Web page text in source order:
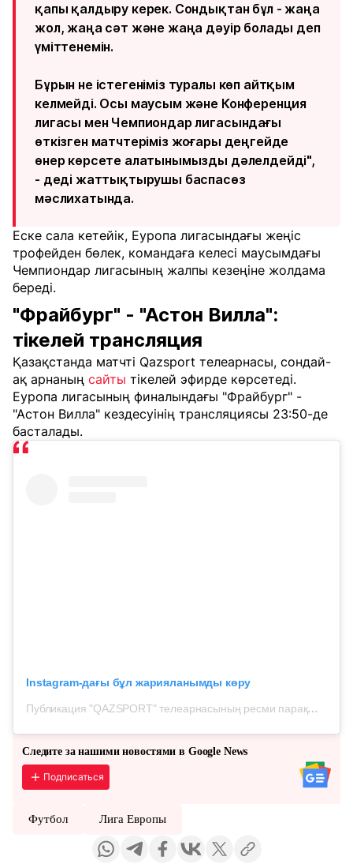
қапы қалдыру керек. Сондықтан бұл - жаңа
жол, жаңа сәт және жаңа дәуір болады деп
үміттенемін.
Бұрын не істегеніміз туралы көп айтқым
келмейді. Осы маусым және Конференция
лигасы мен Чемпиондар лигасындағы
өткізген матчтеріміз жоғары деңгейде
өнер көрсете алатынымызды дәлелдейді",
- деді жаттықтырушы баспасөз
мәслихатында.
Еске сала кетейік, Еуропа лигасындағы жеңіс
трофейден бөлек, командаға келесі маусымдағы
Чемпиондар лигасының жалпы кезеңіне жолдама
береді.
"Фрайбург" - "Астон Вилла":
тікелей трансляция
Қазақстанда матчті Qazsport телеарнасы, сондай-
ақ арнаның сайты тікелей эфирде көрсетеді.
Еуропа лигасының финалындағы "Фрайбург" -
"Астон Вилла" кездесуінің трансляциясы 23:50-де
басталады.
Instagram-дағы бұл жарияланымды көру
Публикация "QAZSPORT" телеарнасының ресми парақшасынан (@qazsport_official)
Следите за нашими новостями в Google News
Подписаться
Футбол Лига Европы